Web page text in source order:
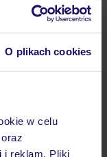
O plikach cookies
w celu
i reklam. Pliki
30 lat w